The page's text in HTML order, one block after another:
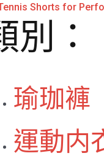
Shorts for
別：
瑜珈褲
運動内